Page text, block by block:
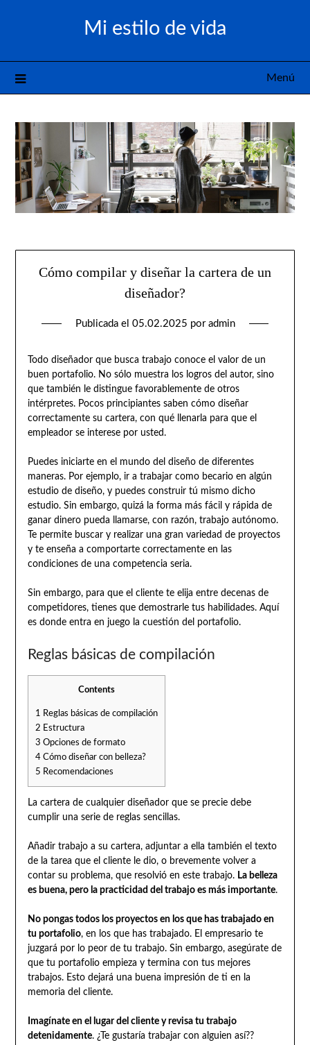
Mi estilo de vida
Menú
Cómo compilar y diseñar la cartera de un
diseñador?
Publicada el 05.02.2025 por admin
Todo diseñador que busca trabajo conoce el valor de un
buen portafolio. No sólo muestra los logros del autor, sino
que también le distingue favorablemente de otros
intérpretes. Pocos principiantes saben cómo diseñar
correctamente su cartera, con qué llenarla para que el
empleador se interese por usted.
Puedes iniciarte en el mundo del diseño de diferentes
maneras. Por ejemplo, ir a trabajar como becario en algún
estudio de diseño, y puedes construir tú mismo dicho
estudio. Sin embargo, quizá la forma más fácil y rápida de
ganar dinero pueda llamarse, con razón, trabajo autónomo.
Te permite buscar y realizar una gran variedad de proyectos
y te enseña a comportarte correctamente en las
condiciones de una competencia seria.
Sin embargo, para que el cliente te elija entre decenas de
competidores, tienes que demostrarle tus habilidades. Aquí
es donde entra en juego la cuestión del portafolio.
Reglas básicas de compilación
Contents
1 Reglas básicas de compilación
2 Estructura
3 Opciones de formato
4Cómo diseñar con belleza?
5 Recomendaciones
La cartera de cualquier diseñador que se precie debe
cumplir una serie de reglas sencillas.
Añadir trabajo a su cartera, adjuntar a ella también el texto
de la tarea que el cliente le dio, o brevemente volver a
contar su problema, que resolvió en este trabajo. La belleza
es buena, pero la practicidad del trabajo es más importante.
No pongas todos los proyectos en los que has trabajado en
tu portafolio, en los que has trabajado. El empresario te
juzgará por lo peor de tu trabajo. Sin embargo, asegúrate de
que tu portafolio empieza y termina con tus mejores
trabajos. Esto dejará una buena impresión de ti en la
memoria del cliente.
Imagínate en el lugar del cliente y revisa tu trabajo
detenidamente. ¿Te gustaría trabajar con alguien así??